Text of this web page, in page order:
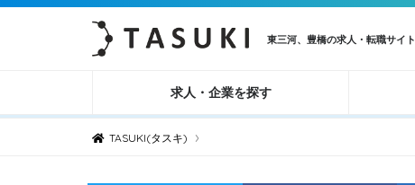
東三河、豊橋の求人・転職サイト
求人・企業を探す
TASUKI(タスキ) ›